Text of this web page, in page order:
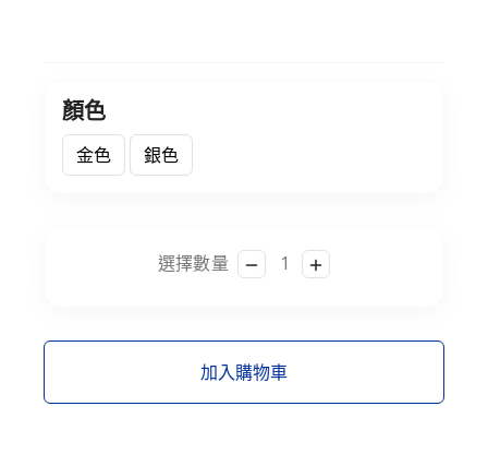
顏色
金色 銀色
選擇數量
加入購物車